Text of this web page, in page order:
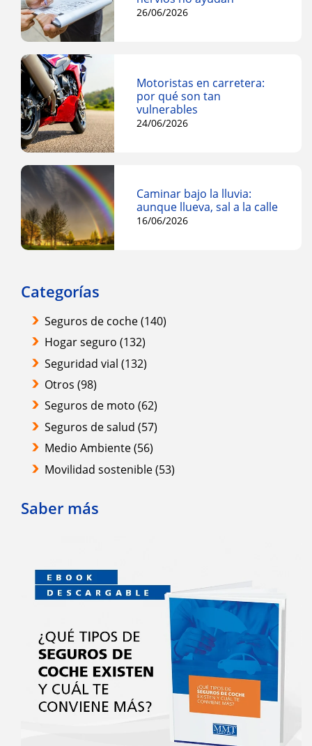
26/06/2026
Motoristas en carretera:
por qué son tan
vulnerables
24/06/2026
Caminar bajo la lluvia:
aunque llueva, sal a la calle
16/06/2026
Categorías
Seguros de coche(140)
Hogar seguro (132)
Seguridad vial (132)
Otros (98)
Seguros de moto (62)
Seguros de salud (57)
Medio Ambiente(56)
Movilidad sostenible(53)
Saber más